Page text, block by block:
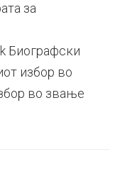
за
Биографски
избор во
во звање